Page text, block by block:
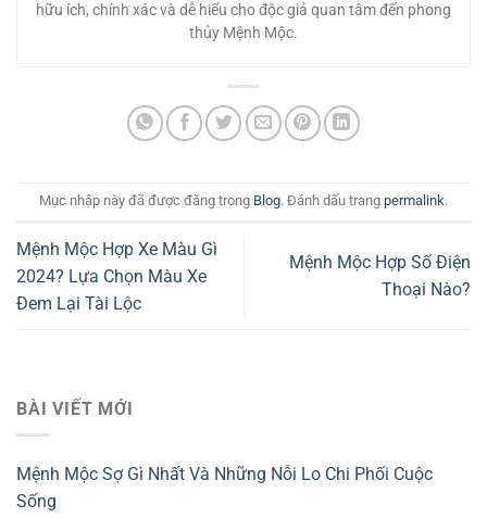
hữu ích, chính xác và dễ hiểu cho độc giả quan tâm đến phong
thủy Mệnh Mộc.
Mục nhập này đã được đăng trong Blog. Đánh dấu trang permalink.
Mệnh Mộc Hợp Xe Màu Gì
2024? Lựa Chọn Màu Xe
Đem Lại Tài Lộc
Mệnh Mộc Hợp Số Điện
Thoại Nào?
BÀI VIẾT MỚI
Mệnh Mộc Sợ Gì Nhất Và Những Nỗi Lo Chi Phối Cuộc
Sống